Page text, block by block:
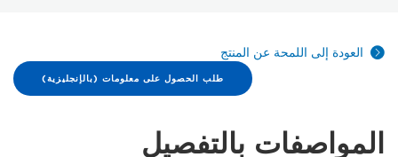
العودة إلى اللمحة عن المنتج
طلب الحصول على معلومات (بالإنجليزية)
المواصفات بالتفصيل